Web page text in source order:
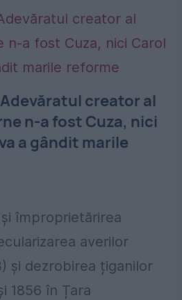
creator al
n-a fost Cuza, nici
a gândit marile
împroprietărirea
averilor
și dezrobirea țiganilor
1856 în Țara